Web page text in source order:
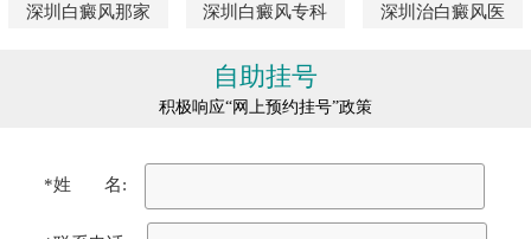
深圳白癜风那家 深圳白癜风专科 深圳治白癜风医
自助挂号
积极响应“网上预约挂号”政策
*姓 名: